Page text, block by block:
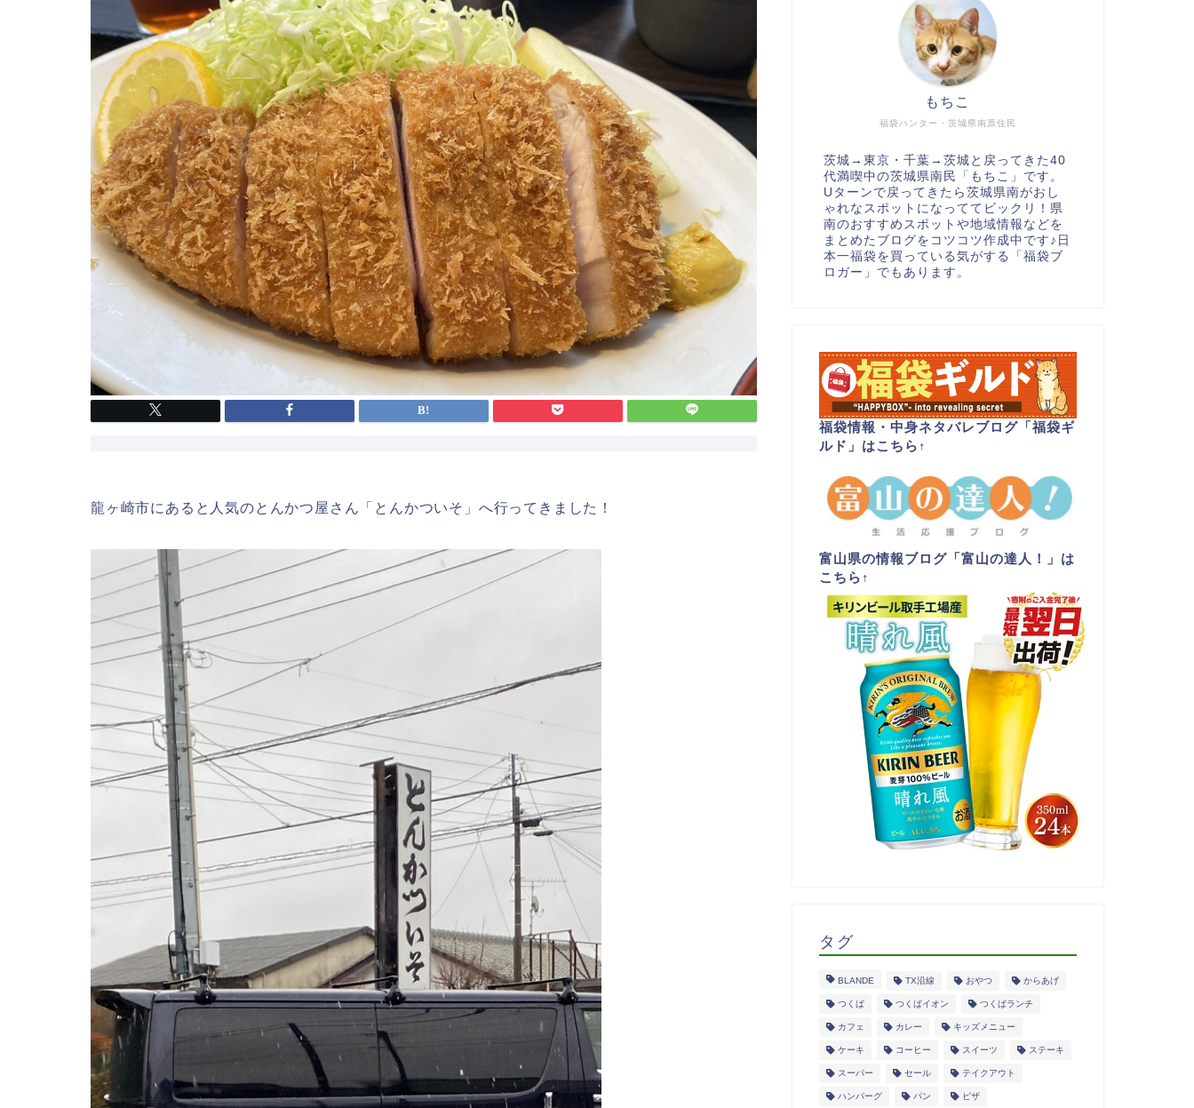
龍ヶ崎市にあると人気のとんかつ屋さん「とんかついそ」へ行ってきました！
福袋ハンター・茨城県南原住民
もちこ
茨城→東京・千葉→茨城と戻ってきた40
代満喫中の茨城県南民「もちこ」です。
Uターンで戻ってきたら茨城県南がおし
ゃれなスポットになっててビックリ！県
南のおすすめスポットや地域情報などを
まとめたブログをコツコツ作成中です♪日
本一福袋を買っている気がする「福袋ブ
ロガー」でもあります。
福袋情報・中身ネタバレブログ「福袋ギ
ルド」はこちら ↑
富山県の情報ブログ「富山の達人！」は
こちら ↑
タグ
BLANDE TX沿線 おやつ からあげ
つくば つくばイオン つくばランチ
カフェ カレー キッズメニュー
ケーキ コーヒー スイーツ ステーキ
スーパー セール テイクアウト
ハンバーグ パン ピザ